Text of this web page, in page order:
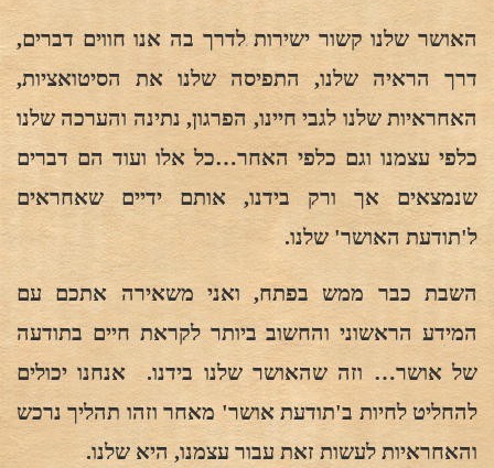
האושר שלנו קשור ישירות לדרך בה אנו חווים דברים,
דרך הראיה שלנו, התפיסה שלנו את הסיטואציות,
האחראיות שלנו לגבי חיינו, הפרגון, נתינה והערכה שלנו
כלפי עצמנו וגם כלפי האחר…כל אלו ועוד הם דברים
שנמצאים אך ורק בידנו, אותם ידיים שאחראים
ל'תודעת האושר' שלנו.
השבת כבר ממש בפתח, ואני משאירה אתכם עם
המידע הראשוני והחשוב ביותר לקראת חיים בתודעה
של אושר… וזה שהאושר שלנו בידנו. אנחנו יכולים
להחליט לחיות ב'תודעת אושר' מאחר וזהו תהליך נרכש
והאחראיות לעשות זאת עבור עצמנו, היא שלנו.